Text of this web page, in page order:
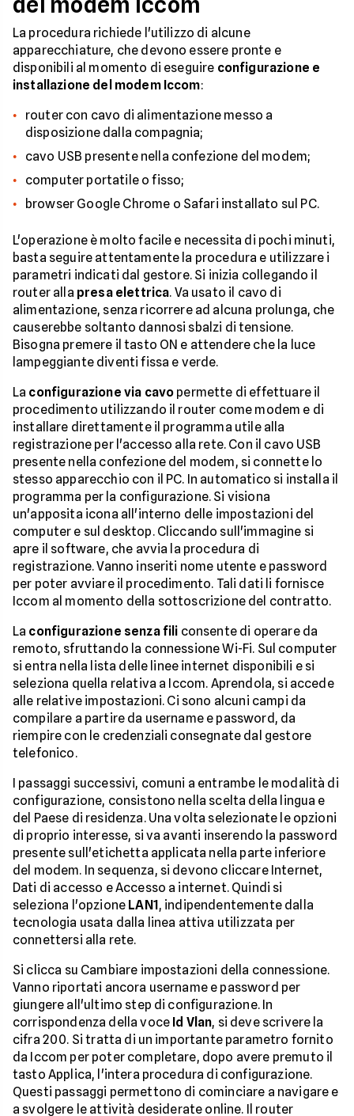
La procedura richiede l'utilizzo di alcune
apparecchiature, che devono essere pronte e
disponibili al momento di eseguire configurazione e
installazione del modem Iccom:
router con cavo di alimentazione messo a
disposizione dalla compagnia;
cavo USB presente nella confezione del modem;
computer portatile o fisso;
browser Google Chrome o Safari installato sul PC.
L'operazione è molto facile e necessita di pochi minuti,
basta seguire attentamente la procedura e utilizzare i
parametri indicati dal gestore. Si inizia collegando il
router alla presa elettrica. Va usato il cavo di
alimentazione, senza ricorrere ad alcuna prolunga, che
causerebbe soltanto dannosi sbalzi di tensione.
Bisogna premere il tasto ON e attendere che la luce
lampeggiante diventi fissa e verde.
La configurazione via cavo permette di effettuare il
procedimento utilizzando il router come modem e di
installare direttamente il programma utile alla
registrazione per l'accesso alla rete. Con il cavo USB
presente nella confezione del modem, si connette lo
stesso apparecchio con il PC. In automatico si installa il
programma per la configurazione. Si visiona
un'apposita icona all'interno delle impostazioni del
computer e sul desktop. Cliccando sull'immagine si
apre il software, che avvia la procedura di
registrazione. Vanno inseriti nome utente e password
per poter avviare il procedimento. Tali dati li fornisce
Iccom al momento della sottoscrizione del contratto.
La configurazione senza fili consente di operare da
remoto, sfruttando la connessione Wi-Fi. Sul computer
si entra nella lista delle linee internet disponibili e si
seleziona quella relativa a Iccom. Aprendola, si accede
alle relative impostazioni. Ci sono alcuni campi da
compilare a partire da username e password, da
riempire con le credenziali consegnate dal gestore
telefonico.
I passaggi successivi, comuni a entrambe le modalità di
configurazione, consistono nella scelta della lingua e
del Paese di residenza. Una volta selezionate le opzioni
di proprio interesse, si va avanti inserendo la password
presente sull'etichetta applicata nella parte inferiore
del modem. In sequenza, si devono cliccare Internet,
Dati di accesso e Accesso a internet. Quindi si
seleziona l'opzione LAN1, indipendentemente dalla
tecnologia usata dalla linea attiva utilizzata per
connettersi alla rete.
Si clicca su Cambiare impostazioni della connessione.
Vanno riportati ancora username e password per
giungere all'ultimo step di configurazione. In
corrispondenza della voce Id Vlan, si deve scrivere la
cifra 200. Si tratta di un importante parametro fornito
da Iccom per poter completare, dopo avere premuto il
tasto Applica, l'intera procedura di configurazione.
Questi passaggi permettono di cominciare a navigare e
a svolgere le attività desiderate online. Il router